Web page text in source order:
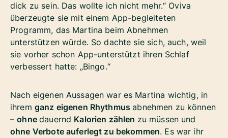
dick zu sein. Das wollte ich nicht mehr.“ Oviva
überzeugte sie mit einem App-begleiteten
Programm, das Martina beim Abnehmen
unterstützen würde. So dachte sie sich, auch, weil
sie vorher schon App-unterstützt ihren Schlaf
verbessert hatte: „Bingo.“
Nach eigenen Aussagen war es Martina wichtig, in
ihrem ganz eigenen Rhythmusabnehmen zu können
–ohnedauernd Kalorien zählen zu müssen und
ohne Verbote auferlegt zu bekommen. Es war ihr